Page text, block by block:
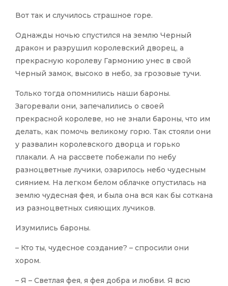
Вот так и случилось страшное горе.
Однажды ночью спустился на землю Черный
дракон и разрушил королевский дворец, а
прекрасную королеву Гармонию унес в свой
Черный замок, высоко в небо, за грозовые тучи.
Только тогда опомнились наши бароны.
Загоревали они, запечалились о своей
прекрасной королеве, но не знали бароны, что им
делать, как помочь великому горю. Так стояли они
у развалин королевского дворца и горько
плакали. А на рассвете побежали по небу
разноцветные лучики, озарилось небо чудесным
сиянием. На легком белом облачке опустилась на
землю чудесная фея, и была она вся как бы соткана
из разноцветных сияющих лучиков.
Изумились бароны.
– Кто ты, чудесное создание? – спросили они
хором.
– Я – Светлая фея, я фея добра и любви. Я всю